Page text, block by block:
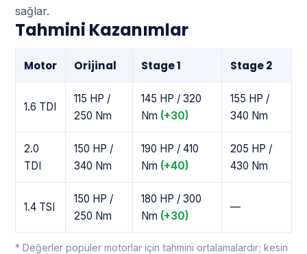
sağlar.
Tahmini Kazanımlar
Motor Orijinal Stage 1 Stage 2
1.6 TDI
115 HP /
250 Nm
145 HP / 320
Nm (+30)
155 HP /
340 Nm
2.0
TDI
150 HP /
340 Nm
190 HP / 410
Nm (+40)
205 HP /
430 Nm
1.4 TSI
150 HP /
250 Nm
180 HP / 300
Nm (+30)
—
* Değerler popüler motorlar için tahmini ortalamalardır; kesin